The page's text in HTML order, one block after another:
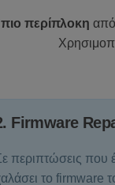
περίπλοκη
Firmware
περιπτώσεις που
το firmware